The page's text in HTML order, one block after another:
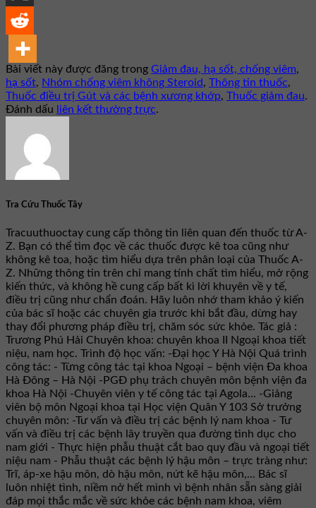
Bài viết này được đăng trong Giảm đau, hạ sốt, chống viêm,
hạ sốt, Nhóm chống viêm không Steroid, Thông tin thuốc,
Thuốc điều trị Gút và các bệnh xương khớp, Thuốc giảm đau.
Đánh dấu
liên kết thường trực.
Tra Cứu Thuốc Tây
Tracuuthuoctay cung cấp thông tin liên quan đến thuốc từ A-
Z. Bạn có thể tìm đọc về các thuốc được kê toa cũng như
không kê toa, hoặc tìm hiểu dựa trên phân loại của Thuốc A-
Z. Những thông tin trên chỉ mang tính chất tìm hiểu, mở rộng
kiến thức, và không hề cung cấp bất kì lời khuyên về y tế,
điều trị cũng như chẩn đoán. Hãy luôn nhớ tham khảo ý kiến
của bác sĩ hoặc các chuyên gia trước khi bắt đầu, dừng hay
thay đổi phương pháp điều trị, chăm sóc sức khỏe. Tác giả :
Trương Phú Hải Chuyên khoa: chuyên khoa II Ngoại khoa tiết
niệu, nam học. Trình độ học vấn: -Đại học Y Hà Nội Quá trình
công tác: - Từng công tác tại khoa Ngoại – bệnh viện Đa khoa
Hà Đông – Hà Nội -PGĐ phụ trách chuyên môn bệnh viện đa
khoa Hà Nội -Chuyên viên y tế công tác tại Agola... -Giảng
viên bộ môn Ngoại khoa tại Học viện Quân Y 103 Sở trưởng
chuyên môn: -Tư vấn và điều trị các bệnh lý nam khoa - Tư
vấn và điều trị các bệnh lây truyền qua đường tình dục cho
nam giới - Thực hiện phẫu thuật cắt bao quy đầu và ngoại tiết
niệu nam - Phẫu thuật các bệnh lý hậu môn – trực tràng như:
Trĩ, áp-xe hậu môn, dò hậu môn, nứt kẽ hậu môn,... Bác sĩ
luôn nhiệt tình, niềm nở hết mình vì bệnh nhân sẵn sàng giải
đáp mọi thắc mắc về sức khỏe các bệnh nam khoa, viêm